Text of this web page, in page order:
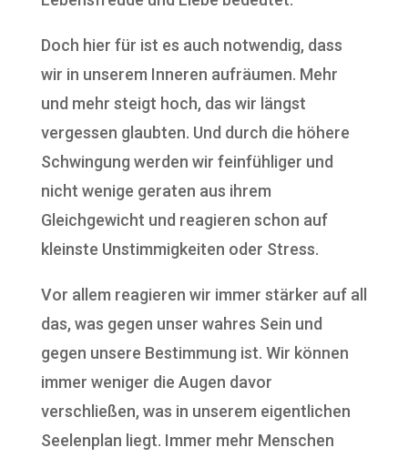
Doch hier für ist es auch notwendig, dass
wir in unserem Inneren aufräumen. Mehr
und mehr steigt hoch, das wir längst
vergessen glaubten. Und durch die höhere
Schwingung werden wir feinfühliger und
nicht wenige geraten aus ihrem
Gleichgewicht und reagieren schon auf
kleinste Unstimmigkeiten oder Stress.
Vor allem reagieren wir immer stärker auf all
das, was gegen unser wahres Sein und
gegen unsere Bestimmung ist. Wir können
immer weniger die Augen davor
verschließen, was in unserem eigentlichen
Seelenplan liegt. Immer mehr Menschen